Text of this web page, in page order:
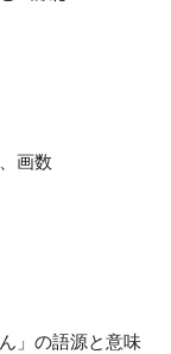
画数
」の語源と意味